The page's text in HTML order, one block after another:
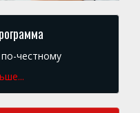
честному